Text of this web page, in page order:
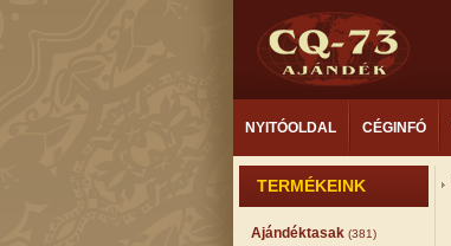
NYITÓOLDAL CÉGINFÓ
TERMÉKEINK
Ajándéktasak (381)